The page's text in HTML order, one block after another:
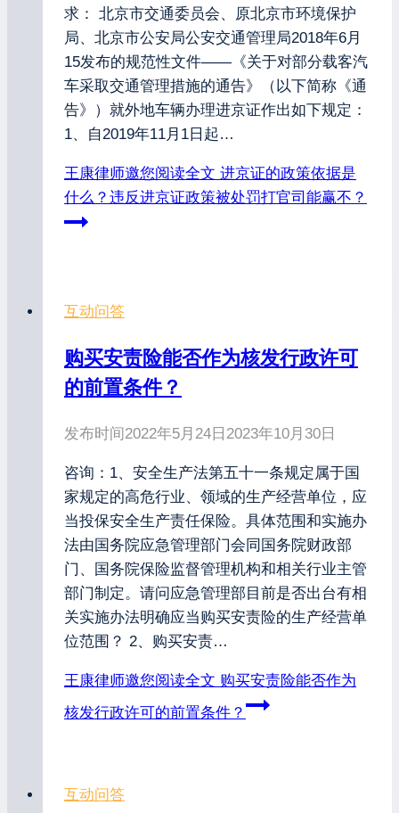
求： 北京市交通委员会、原北京市环境保护
局、北京市公安局公安交通管理局2018年6月
15发布的规范性文件——《关于对部分载客汽
车采取交通管理措施的通告》（以下简称《通
告》）就外地车辆办理进京证作出如下规定：
1、自2019年11月1日起…
王康律师邀您阅读全文 进京证的政策依据是
什么？违反进京证政策被处罚打官司能赢不？
互动问答
购买安责险能否作为核发行政许可
的前置条件？
发布时间2022年5月24日 2023年10月30日
咨询：1、安全生产法第五十一条规定属于国
家规定的高危行业、领域的生产经营单位，应
当投保安全生产责任保险。具体范围和实施办
法由国务院应急管理部门会同国务院财政部
门、国务院保险监督管理机构和相关行业主管
部门制定。请问应急管理部目前是否出台有相
关实施办法明确应当购买安责险的生产经营单
位范围？ 2、购买安责…
王康律师邀您阅读全文 购买安责险能否作为
核发行政许可的前置条件？
互动问答